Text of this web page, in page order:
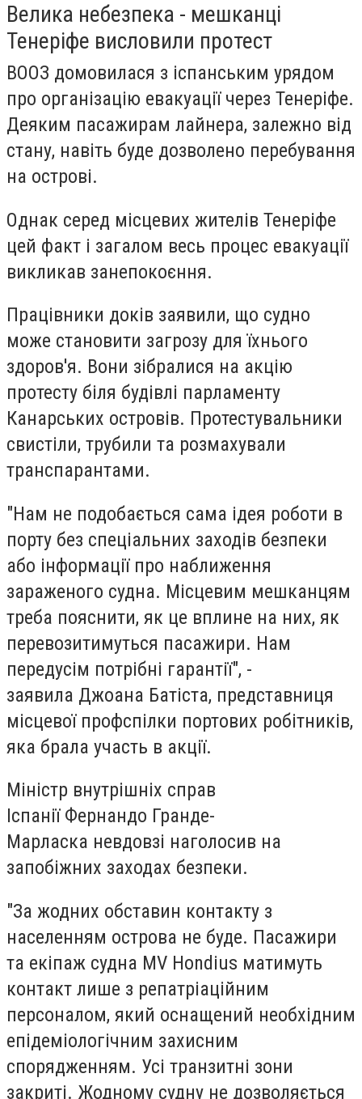
Велика небезпека - мешканці
Тенеріфе висловили протест
ВООЗ домовилася з іспанським урядом
про організацію евакуації через Тенеріфе.
Деяким пасажирам лайнера, залежно від
стану, навіть буде дозволено перебування
на острові.
Однак серед місцевих жителів Тенеріфе
цей факт і загалом весь процес евакуації
викликав занепокоєння.
Працівники доків заявили, що судно
може становити загрозу для їхнього
здоров'я. Вони зібралися на акцію
протесту біля будівлі парламенту
Канарських островів. Протестувальники
свистіли, трубили та розмахували
транспарантами.
"Нам не подобається сама ідея роботи в
порту без спеціальних заходів безпеки
або інформації про наближення
зараженого судна. Місцевим мешканцям
треба пояснити, як це вплине на них, як
перевозитимуться пасажири. Нам
передусім потрібні гарантії", -
заявила Джоана Батіста, представниця
місцевої профспілки портових робітників,
яка брала участь в акції.
Міністр внутрішніх справ
Іспанії Фернандо Гранде-
Марласка невдовзі наголосив на
запобіжних заходах безпеки.
"За жодних обставин контакту з
населенням острова не буде. Пасажири
та екіпаж судна MV Hondius матимуть
контакт лише з репатріаційним
персоналом, який оснащений необхідним
епідеміологічним захисним
спорядженням. Усі транзитні зони
закриті. Жодному судну не дозволяється